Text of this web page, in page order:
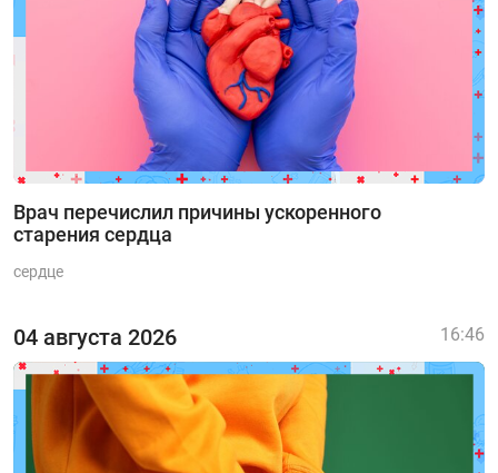
Врач перечислил причины ускоренного
старения сердца
сердце
04 августа 2026 16:46